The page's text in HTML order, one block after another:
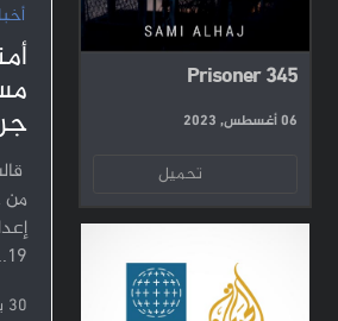
Prisoner 345
06 أغسطس, 2023
تحميل
من
19...
30 يوليو, 2026